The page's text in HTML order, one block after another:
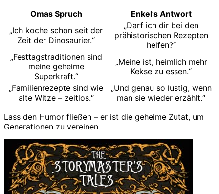
Omas Spruch
Enkel’s Antwort
„Ich koche schon seit der
Zeit der Dinosaurier.“
„Darf ich dir bei den
prähistorischen Rezepten
helfen?“
„Festtagstraditionen sind
meine geheime
Superkraft.“
„Meine ist, heimlich mehr
Kekse zu essen.“
„Familienrezepte sind wie
alte Witze – zeitlos.“
„Und genau so lustig, wenn
man sie wieder erzählt.“
Lass den Humor fließen – er ist die geheime Zutat, um
Generationen zu vereinen.